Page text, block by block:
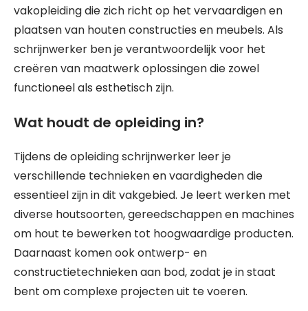
vakopleiding die zich richt op het vervaardigen en
plaatsen van houten constructies en meubels. Als
schrijnwerker ben je verantwoordelijk voor het
creëren van maatwerk oplossingen die zowel
functioneel als esthetisch zijn.
Wat houdt de opleiding in?
Tijdens de opleiding schrijnwerker leer je
verschillende technieken en vaardigheden die
essentieel zijn in dit vakgebied. Je leert werken met
diverse houtsoorten, gereedschappen en machines
om hout te bewerken tot hoogwaardige producten.
Daarnaast komen ook ontwerp- en
constructietechnieken aan bod, zodat je in staat
bent om complexe projecten uit te voeren.